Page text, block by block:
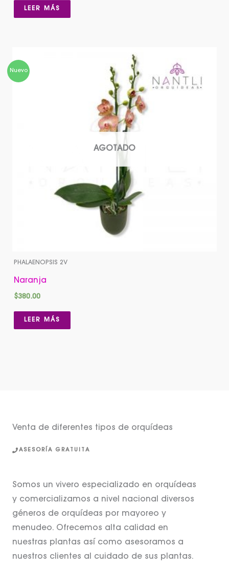
LEER MÁS
Nuevo
AGOTADO
PHALAENOPSIS 2V
Naranja
$380.00
LEER MÁS
Venta de diferentes tipos de orquídeas
ASESORÍA GRATUITA
Somos un vivero especializado en orquídeas
y comercializamos a nivel nacional diversos
géneros de orquídeas por mayoreo y
menudeo. Ofrecemos alta calidad en
nuestras plantas así como asesoramos a
nuestros clientes al cuidado de sus plantas.